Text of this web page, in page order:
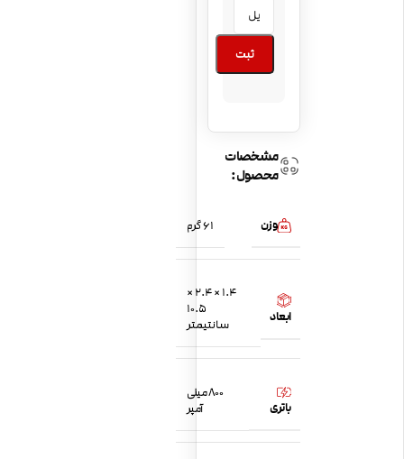
ثبت
مشخصات
محصول:
وزن 61 گرم
ابعاد
1.4 × 2.4 ×
10.5
سانتیمتر
باتری
800 میلی
آمپر